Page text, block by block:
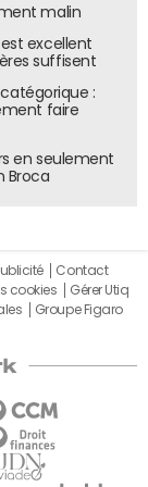
les
des mêmes
dans
"sera
en France".
niveau" à
prêt, ou
encore
Début août, HP
en
ils ont quand
malin
excellent
suffisent
catégorique :
faire
en seulement
Broca
Contact
cookies
Gérer Utiq
Groupe Figaro